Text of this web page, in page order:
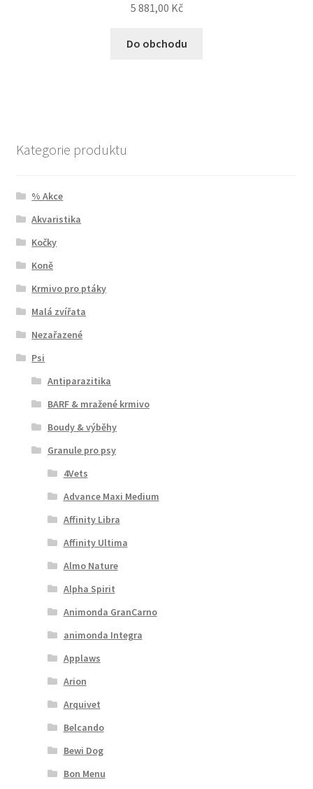
5 881,00 Kč
Do obchodu
Kategorie produktu
% Akce
Akvaristika
Kočky
Koně
Krmivo pro ptáky
Malá zvířata
Nezařazené
Psi
Antiparazitika
BARF & mražené krmivo
Boudy & výběhy
Granule pro psy
4Vets
Advance Maxi Medium
Affinity Libra
Affinity Ultima
Almo Nature
Alpha Spirit
Animonda GranCarno
animonda Integra
Applaws
Arion
Arquivet
Belcando
Bewi Dog
Bon Menu